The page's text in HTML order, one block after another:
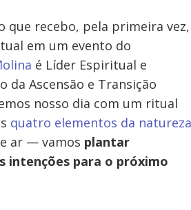
que recebo, pela primeira vez,
em um evento do
é Líder Espiritual e
da Ascensão e Transição
nosso dia com um ritual
quatro elementos da natureza
ar — vamos plantar
intenções para o próximo